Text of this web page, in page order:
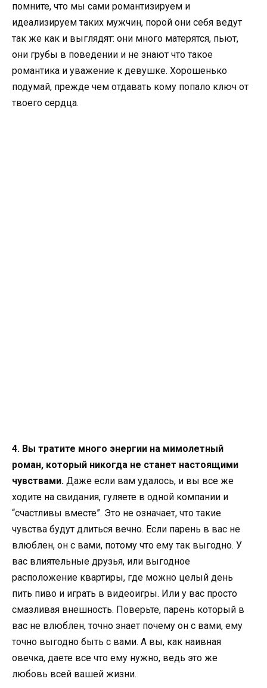
помните, что мы сами романтизируем и
идеализируем таких мужчин, порой они себя ведут
так же как и выглядят: они много матерятся, пьют,
они грубы в поведении и не знают что такое
романтика и уважение к девушке. Хорошенько
подумай, прежде чем отдавать кому попало ключ от
твоего сердца.
4. Вы тратите много энергии на мимолетный
роман, который никогда не станет настоящими
чувствами. Даже если вам удалось, и вы все же
ходите на свидания, гуляете в одной компании и
“счастливы вместе”. Это не означает, что такие
чувства будут длиться вечно. Если парень в вас не
влюблен, он с вами, потому что ему так выгодно. У
вас влиятельные друзья, или выгодное
расположение квартиры, где можно целый день
пить пиво и играть в видеоигры. Или у вас просто
смазливая внешность. Поверьте, парень который в
вас не влюблен, точно знает почему он с вами, ему
точно выгодно быть с вами. А вы, как наивная
овечка, даете все что ему нужно, ведь это же
любовь всей вашей жизни.